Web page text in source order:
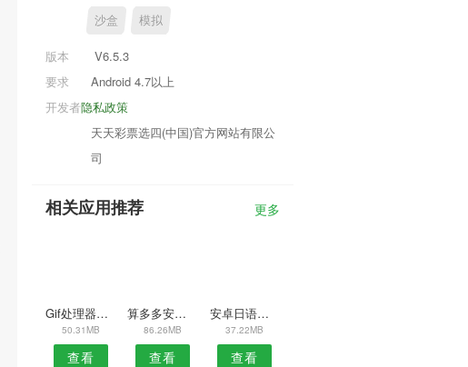
沙盒 模拟
版本
V6.5.3
要求
Android 4.7以上
隐私政策
开发者
天天彩票选四(中国)官方网站有限公
司
相关应用推荐 更多
Gif处理器安卓版
50.31MB
查看
算多多安卓版
86.26MB
查看
安卓日语手写输入法
37.22MB
查看